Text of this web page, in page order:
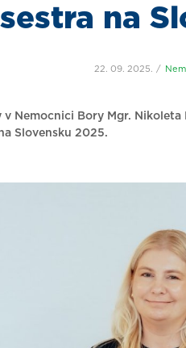
sestra na
22. 09. 2025.
v Nemocnici Bory Mgr.
Slovensku 2025.